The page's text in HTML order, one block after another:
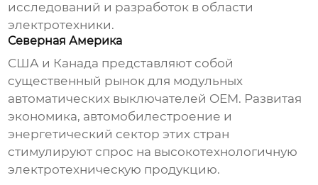
исследований и разработок в области
электротехники.
Северная Америка
США и Канада представляют собой
существенный рынок для модульных
автоматических выключателей OEM. Развитая
экономика, автомобилестроение и
энергетический сектор этих стран
стимулируют спрос на высокотехнологичную
электротехническую продукцию.